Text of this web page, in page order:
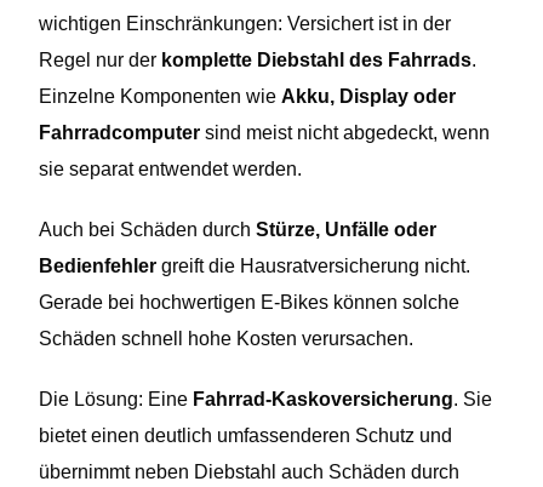
wichtigen Einschränkungen: Versichert ist in der
Regel nur der komplette Diebstahl des Fahrrads.
Einzelne Komponenten wieAkku, Display oder
Fahrradcomputer sind meist nicht abgedeckt, wenn
sie separat entwendet werden.
Auch bei Schäden durchStürze, Unfälle oder
Bedienfehler greift die Hausratversicherung nicht.
Gerade bei hochwertigen E-Bikes können solche
Schäden schnell hohe Kosten verursachen.
Die Lösung: Eine Fahrrad-Kaskoversicherung. Sie
bietet einen deutlich umfassenderen Schutz und
übernimmt neben Diebstahl auch Schäden durch